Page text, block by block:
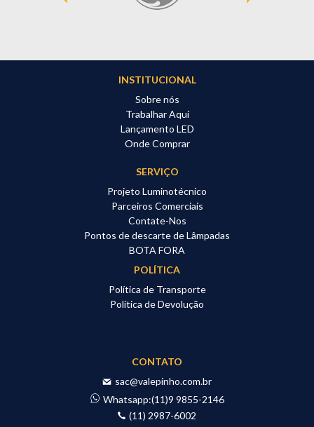
INSTITUCIONAL
Sobre nós
Trabalhar Aqui
Lançamento LED
Onde Comprar
SERVIÇO
Projeto Luminotécnico
Parceiros Comerciais
Contate-Nos
Pontos de descarte de Lâmpadas
BOTA FORA
POLÍTICA
Política de Transporte
Política de Devolução
CONTATO
sac@valepinho.com.br
Whatsapp:(11)9 9855-2146
(11) 2987-6002